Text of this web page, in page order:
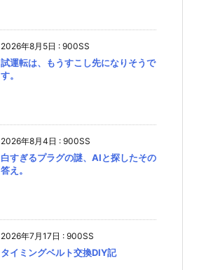
2026年8月5日 : 900SS
試運転は、もうすこし先になりそうで
す。
2026年8月4日 : 900SS
白すぎるプラグの謎、AIと探したその
答え。
2026年7月17日 : 900SS
タイミングベルト交換DIY記